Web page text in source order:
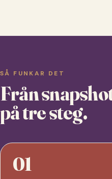
SÅ FUNKAR DET
Från
på tre steg.
01